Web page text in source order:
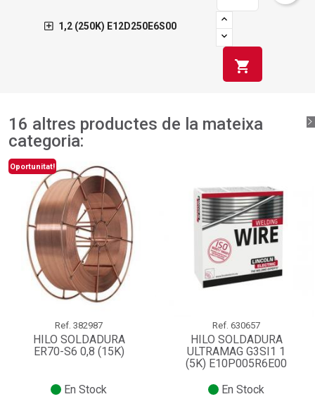
1,2 (250K) E12D250E6S00
shopping_cart
16 altres productes de la mateixa
categoria:
Oportunitat!
Ref. 382987
HILO SOLDADURA
ER70-S6 0,8 (15K)
En Stock
Ref. 630657
HILO SOLDADURA
ULTRAMAG G3SI1 1
(5K) E10P005R6E00
En Stock